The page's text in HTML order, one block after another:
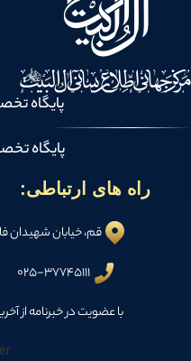
پایگاه
پایگاه
راه های ارتباطی:
قم، خیابان شهیدان فاطمی،
۰۲۵-۳۷۷۴۵۱۱۱
با عضویت در خبرنامه از